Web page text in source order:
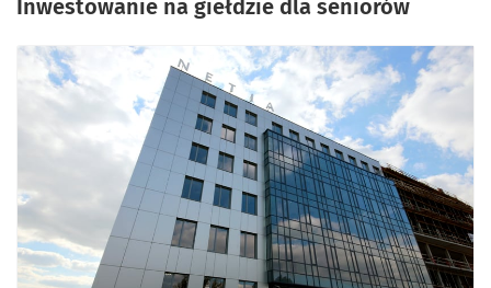
Inwestowanie na giełdzie dla seniorów